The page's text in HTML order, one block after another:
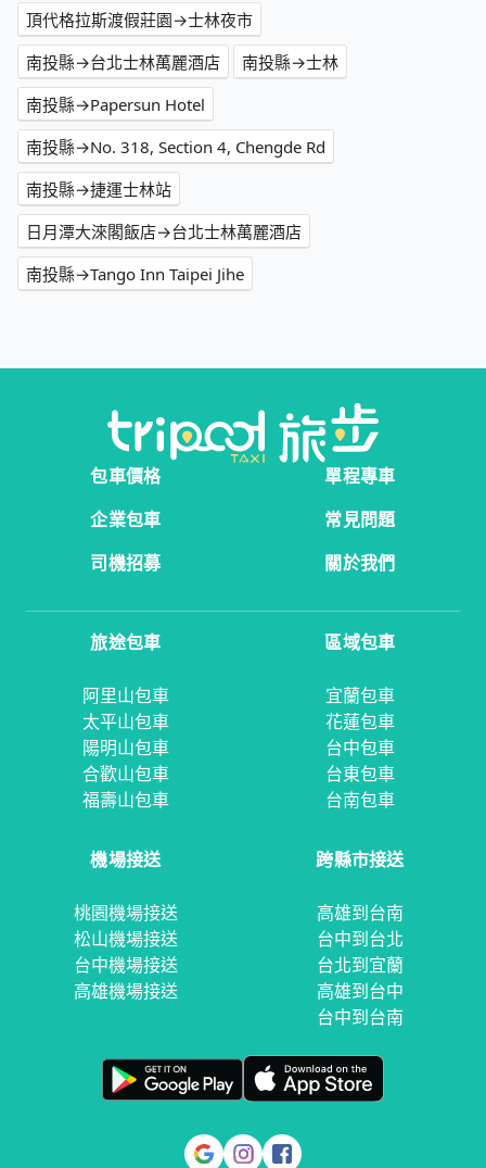
頂代格拉斯渡假莊園→士林夜市
南投縣→台北士林萬麗酒店
南投縣→士林
南投縣→Papersun Hotel
南投縣→No. 318, Section 4, Chengde Rd
南投縣→捷運士林站
日月潭大淶閣飯店→台北士林萬麗酒店
南投縣→Tango Inn Taipei Jihe
包車價格
單程專車
企業包車
常見問題
司機招募
關於我們
旅途包車
阿里山包車
太平山包車
陽明山包車
合歡山包車
福壽山包車
區域包車
宜蘭包車
花蓮包車
台中包車
台東包車
台南包車
機場接送
桃園機場接送
松山機場接送
台中機場接送
高雄機場接送
跨縣市接送
高雄到台南
台中到台北
台北到宜蘭
高雄到台中
台中到台南